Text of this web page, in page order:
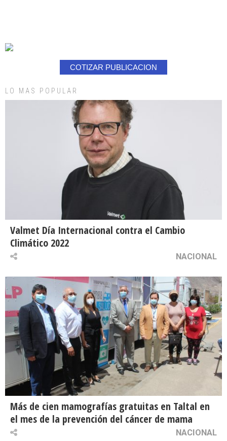
COTIZAR PUBLICACION
LO MAS POPULAR
Valmet Día Internacional contra el Cambio
Climático 2022
NACIONAL
Más de cien mamografías gratuitas en Taltal en
el mes de la prevención del cáncer de mama
NACIONAL